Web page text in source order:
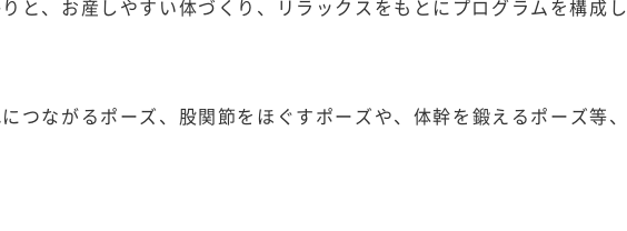
と、お産しやすい体づくり、リラックスをもとにプログラムを構成し
つながるポーズ、 股関節をほぐすポーズや、体幹を鍛えるポーズ等、